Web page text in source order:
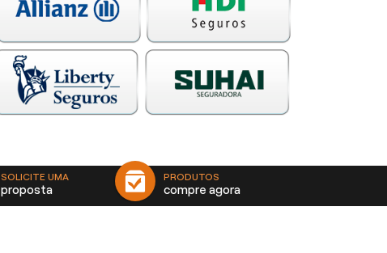
SOLICITE UMA
proposta
PRODUTOS
compre agora